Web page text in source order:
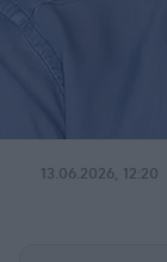
13.06.2026, 12:20